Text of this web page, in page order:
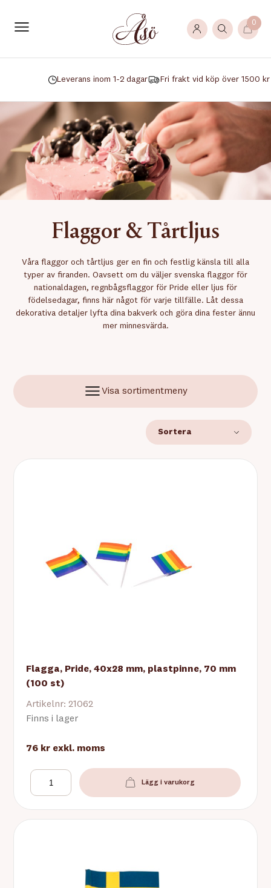
0
Leverans inom 1-2 dagar Fri frakt vid köp över 1500 kr
Flaggor & Tårtljus
Våra flaggor och tårtljus ger en fin och festlig känsla till alla
typer av firanden. Oavsett om du väljer svenska flaggor för
nationaldagen, regnbågsflaggor för Pride eller ljus för
födelsedagar, finns här något för varje tillfälle. Låt dessa
dekorativa detaljer lyfta dina bakverk och göra dina fester ännu
mer minnesvärda.
Visa sortimentmeny
Sortera
Flagga, Pride, 40x28 mm, plastpinne, 70 mm
(100 st)
Artikelnr: 21062
Finns i lager
76 kr exkl. moms
Lägg i varukorg